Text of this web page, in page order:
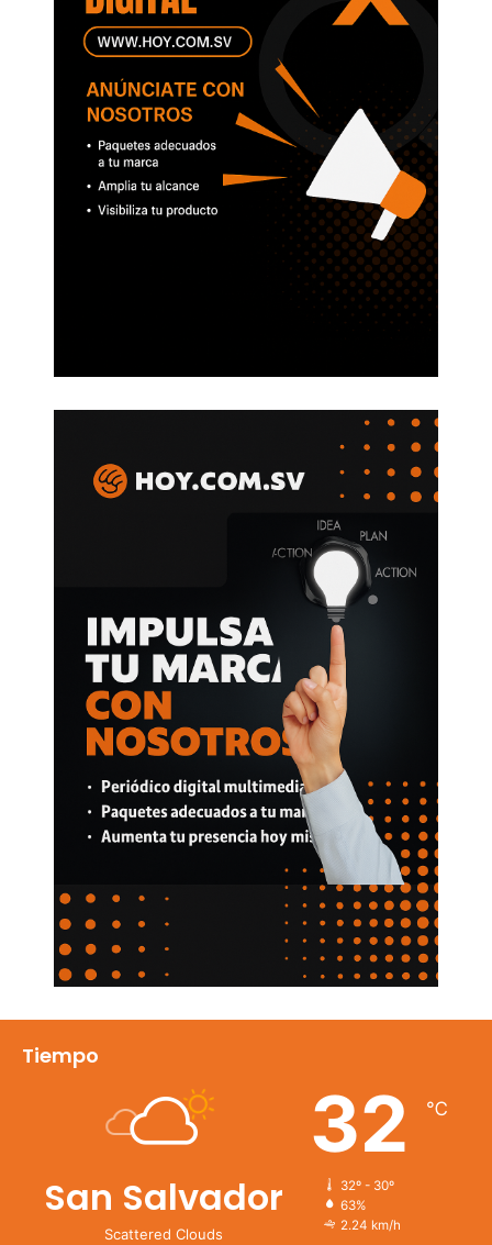
Tiempo
San Salvador
Scattered Clouds
32 ℃
32º - 30º
63%
2.24 km/h